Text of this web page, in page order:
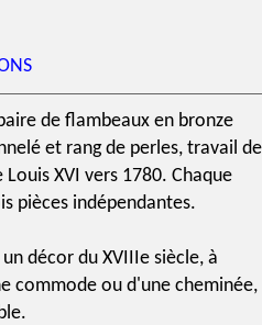
de flambeaux en bronze
et rang de perles, travail de
Louis XVI vers 1780. Chaque
pièces indépendantes.
décor du XVIIIe siècle, à
commode ou d'une cheminée,